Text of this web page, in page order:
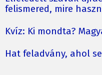
felismered, mire
Kvíz: Ki mondta?
Hat feladvány, ahol